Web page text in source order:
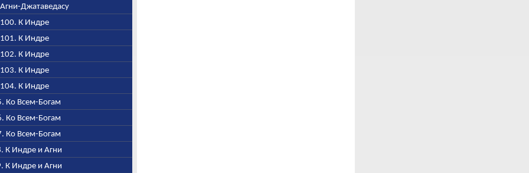
Джатаведасу
К Индре
К Индре
К Индре
К Индре
К Индре
Ко Всем-Богам
Ко Всем-Богам
Ко Всем-Богам
К Индре и Агни
К Индре и Агни